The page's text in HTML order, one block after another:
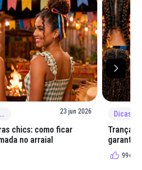
Dicas de Penteado 23 jun 2026
chics: como ficar
no arraial
Tranças
garantir
99+